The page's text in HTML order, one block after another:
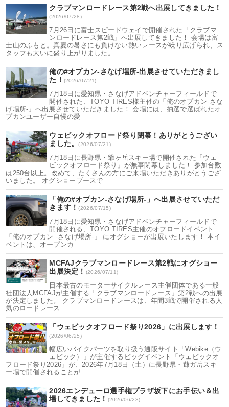
クラブマンロードレース第2戦へ出展してきました！
(2026/07/28)
7月26日に富士スピードウェイで開催された「クラブマ
ンロードレース第2戦」へ出展してきました！ 会場は富
士山のふもと。真夏の暑さにも負けない熱いレースが繰り広げられ、ス
タッフも大いに盛り上がりました。
俺の#オプカン-さなげ場所-出展させていただきまし
た！ (2026/07/21)
7月18日に愛知県・さなげアドベンチャーフィールドで
開催された、TOYO TIRES様主催の「俺のオプカン-さな
げ場所-」へ出展させていただきました！ 会場には、抽選で選ばれたオ
プカンユーザー自慢の愛
ウェビックオフロード祭り閉幕！ありがとうござい
ました。(2026/07/21)
7月18日に長野県・爺ヶ岳スキー場で開催された「ウェ
ビックオフロード祭り」が無事閉幕しました！ 参加台数
は250台以上。改めて、たくさんの方にご来場いただきありがとうござ
いました。 オグショーブースで
「俺の#オプカン-さなげ場所-」へ出展させていただ
きます！(2026/07/15)
7月18日に愛知県・さなげアドベンチャーフィールドで
開催される、TOYO TIRES主催のオフロードイベント
「俺のオプカン -さなげ場所-」 にオグショーが出展いたします！ 本イ
ベントは、オープンカ
MCFAJクラブマンロードレース第2戦にオグショー
出展決定！ (2026/07/11)
日本最古のモーターサイクルレース主催団体である一般
社団法人MCFAJが主催する「クラブマンロードレース」第2戦への出展
が決定しました。 クラブマンロードレースは、年間3戦で開催される人
気のロードレース
「ウェビックオフロード祭り2026」に出展します！
(2026/06/25)
幅広いバイクパーツを取り扱う通販サイト「Webike（ウ
ェビック）」が主催するビッグイベント「ウェビックオ
フロード祭り2026」が、2026年7月18日（土）に長野県・爺ガ岳スキ
ー場で開催されることが
2026エンデューロ選手権プラザ坂下にお手伝い＆出
場してきました！ (2026/06/23)